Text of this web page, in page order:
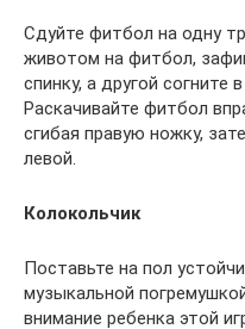
Сдуйте фитбол на одну
животом на фитбол,
спинку, а другой согните
Раскачивайте фитбол
сгибая правую ножку,
левой.
Колокольчик
Поставьте на пол
музыкальной
внимание ребенка этой